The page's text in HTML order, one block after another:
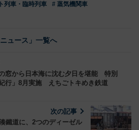
列車・臨時列車
# 蒸気機関車
ニュース」一覧へ
の窓から日本海に沈む夕日を堪能 特別
行」8月実施 えちごトキめき鉄道
次の記事
鐵道に、2つのディーゼル